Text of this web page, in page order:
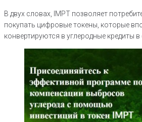
В двух словах, IMPT позволяет
покупать цифровые токены, которые
конвертируются в углеродные кредиты